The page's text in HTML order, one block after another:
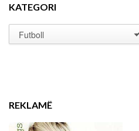
KATEGORI
REKLAMË